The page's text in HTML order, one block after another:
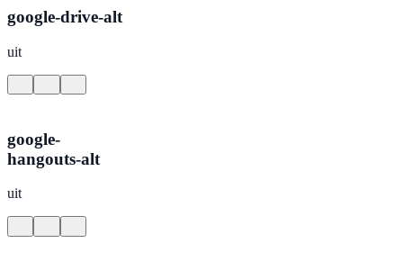
google-drive-alt
uit
google-
hangouts-alt
uit